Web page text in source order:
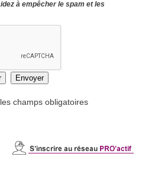
à empêcher le spam et les
champs obligatoires